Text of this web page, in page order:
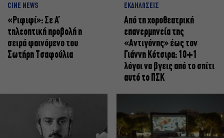
CINE NEWS
«Ριφιφί»: Σε Α’
τηλεοπτική προβολή η
σειρά φαινόμενο του
Σωτήρη Τσαφούλια
ΕΚΔΗΛΩΣΕΙΣ
Από τη χοροθεατρική
επανερμηνεία της
«Αντιγόνης» έως τον
Γιάννη Κότσιρα: 10+1
λόγοι να βγεις από το σπίτι
αυτό το ΠΣΚ